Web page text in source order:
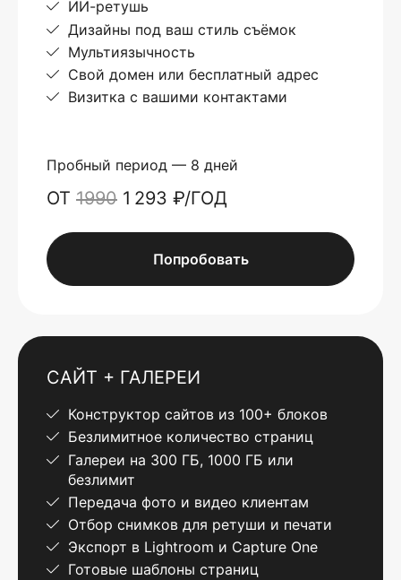
ИИ-ретушь
Дизайны под ваш стиль съёмок
Мультиязычность
Свой домен или бесплатный адрес
Визитка с вашими контактами
Пробный период — 8 дней
ОТ 1990 1 293 ₽/ГОД
Попробовать
САЙТ + ГАЛЕРЕИ
Конструктор сайтов из 100+ блоков
Безлимитное количество страниц
Галереи на 300 ГБ, 1000 ГБ или
безлимит
Передача фото и видео клиентам
Отбор снимков для ретуши и печати
Экспорт в Lightroom и Capture One
Готовые шаблоны страниц